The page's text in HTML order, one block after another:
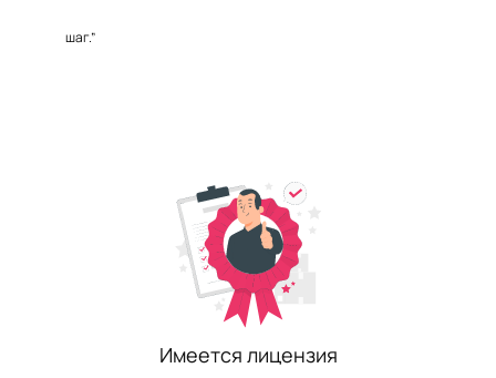
шаг.”
Имеется лицензия